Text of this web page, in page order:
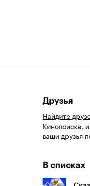
Друзья
Найдите
Кинопоиске,
ваши друзья
В списках